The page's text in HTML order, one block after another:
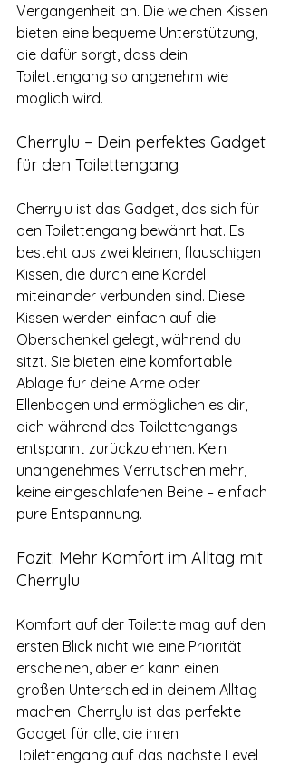
Vergangenheit an. Die weichen Kissen
bieten eine bequeme Unterstützung,
die dafür sorgt, dass dein
Toilettengang so angenehm wie
möglich wird.
Cherrylu – Dein perfektes Gadget
für den Toilettengang
Cherrylu ist das Gadget, das sich für
den Toilettengang bewährt hat. Es
besteht aus zwei kleinen, flauschigen
Kissen, die durch eine Kordel
miteinander verbunden sind. Diese
Kissen werden einfach auf die
Oberschenkel gelegt, während du
sitzt. Sie bieten eine komfortable
Ablage für deine Arme oder
Ellenbogen und ermöglichen es dir,
dich während des Toilettengangs
entspannt zurückzulehnen. Kein
unangenehmes Verrutschen mehr,
keine eingeschlafenen Beine – einfach
pure Entspannung.
Fazit: Mehr Komfort im Alltag mit
Cherrylu
Komfort auf der Toilette mag auf den
ersten Blick nicht wie eine Priorität
erscheinen, aber er kann einen
großen Unterschied in deinem Alltag
machen. Cherrylu ist das perfekte
Gadget für alle, die ihren
Toilettengang auf das nächste Level